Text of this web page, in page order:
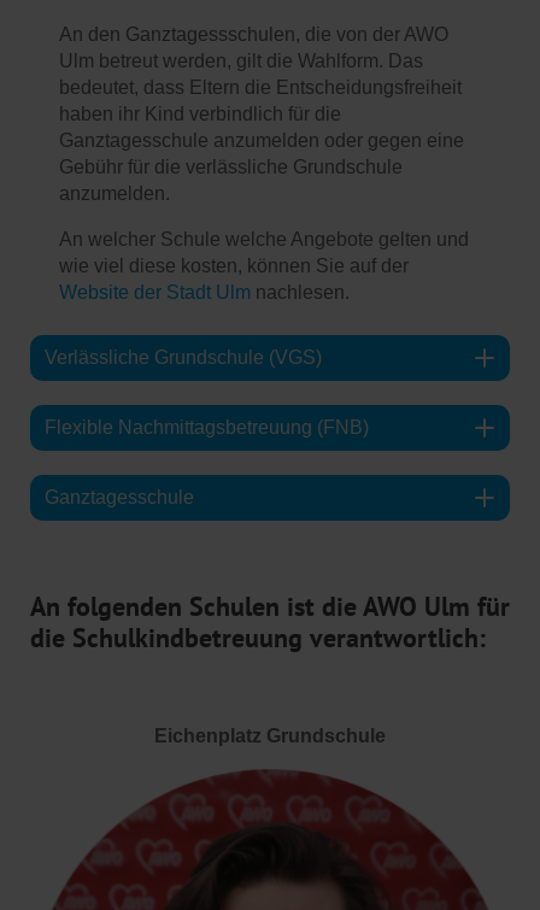
An den Ganztagessschulen, die von der AWO
Ulm betreut werden, gilt die Wahlform. Das
bedeutet, dass Eltern die Entscheidungsfreiheit
haben ihr Kind verbindlich für die
Ganztagesschule anzumelden oder gegen eine
Gebühr für die verlässliche Grundschule
anzumelden.
An welcher Schule welche Angebote gelten und
wie viel diese kosten, können Sie auf der
Website der Stadt Ulm nachlesen.
Verlässliche Grundschule (VGS)
Flexible Nachmittagsbetreuung (FNB)
Ganztagesschule
An folgenden Schulen ist die AWO Ulm für
die Schulkindbetreuung verantwortlich:
Eichenplatz Grundschule